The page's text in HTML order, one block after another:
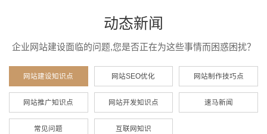
动态新闻
企业网站建设面临的问题,您是否正在为这些事情而困惑困扰？
网站建设知识点 网站SEO优化 网站制作技巧点
网站推广知识点 网站开发知识点 速马新闻
常见问题 互联网知识